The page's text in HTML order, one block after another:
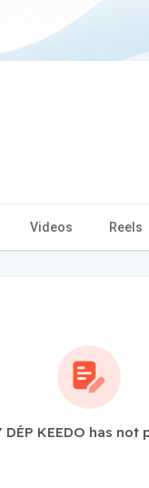
Videos Reels
DÉP KEEDO has